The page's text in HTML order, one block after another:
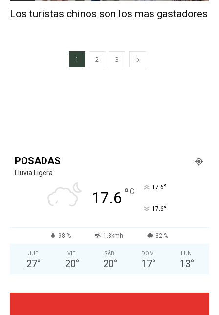
Los turistas chinos son los mas gastadores
1 2 3
POSADAS
Lluvia Ligera
17.6 °C 17.6°
17.6°
98 % 1.8kmh 32 %
JUE
27°
VIE
20°
SÁB
20°
DOM
17°
LUN
13°